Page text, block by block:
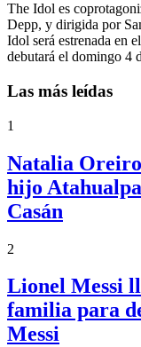
The Idol es
Depp, y dirigida por
Idol será estrenada en
debutará el domingo
Las más leídas
1
Natalia Oreiro
hijo
Casán
2
Lionel Messi
familia para
Messi